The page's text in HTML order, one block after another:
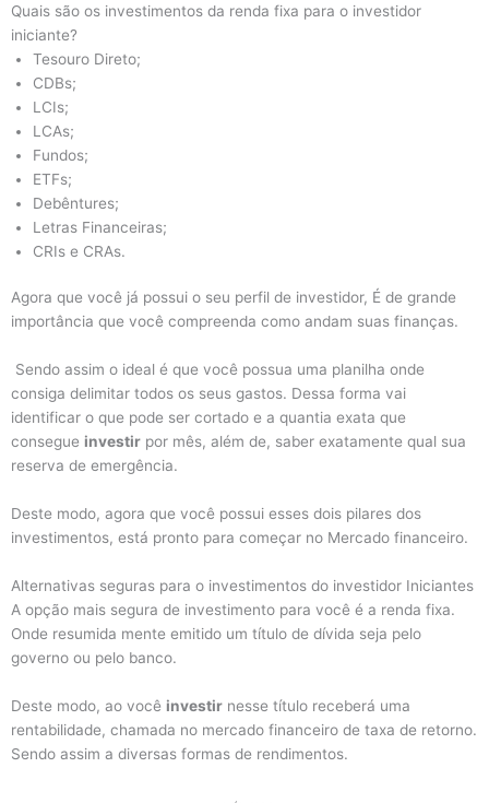
Quais são os investimentos da renda fixa para o investidor
iniciante?
Tesouro Direto;
CDBs;
LCIs;
LCAs;
Fundos;
ETFs;
Debêntures;
Letras Financeiras;
CRIs e CRAs.
Agora que você já possui o seu perfil de investidor, É de grande
importância que você compreenda como andam suas finanças.
Sendo assim o ideal é que você possua uma planilha onde
consiga delimitar todos os seus gastos. Dessa forma vai
identificar o que pode ser cortado e a quantia exata que
consegue investir por mês, além de, saber exatamente qual sua
reserva de emergência.
Deste modo, agora que você possui esses dois pilares dos
investimentos, está pronto para começar no Mercado financeiro.
Alternativas seguras para o investimentos do investidor Iniciantes
A opção mais segura de investimento para você é a renda fixa.
Onde resumida mente emitido um título de dívida seja pelo
governo ou pelo banco.
Deste modo, ao você investir nesse título receberá uma
rentabilidade, chamada no mercado financeiro de taxa de retorno.
Sendo assim a diversas formas de rendimentos.